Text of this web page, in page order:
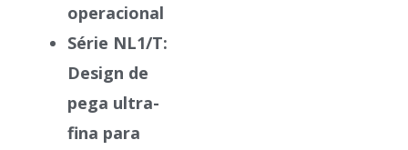
operacional
Série NL1/T:
Design de
pega ultra-
fina para